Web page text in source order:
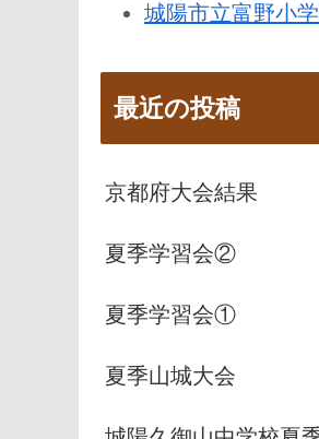
城陽市立富野小
最近の投稿
京都府大会結果
夏季学習会②
夏季学習会①
夏季山城大会